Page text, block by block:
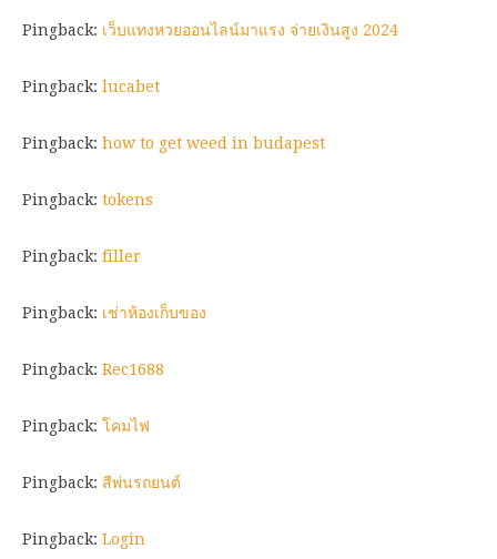
Pingback: เว็บแทงหวยออนไลน์มาแรง จ่ายเงินสูง 2024
Pingback: lucabet
Pingback: how to get weed in budapest
Pingback: tokens
Pingback: filler
Pingback: เช่าห้องเก็บของ
Pingback: Rec1688
Pingback: โคมไฟ
Pingback: สีพ่นรถยนต์
Pingback: Login